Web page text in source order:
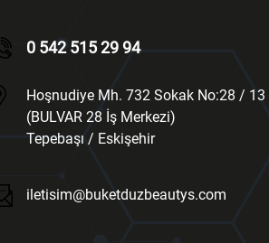
0 542 515 29 94
Hoşnudiye Mh. 732 Sokak No:28 / 13
(BULVAR 28 İş Merkezi)
Tepebaşı / Eskişehir
iletisim@buketduzbeautys.com